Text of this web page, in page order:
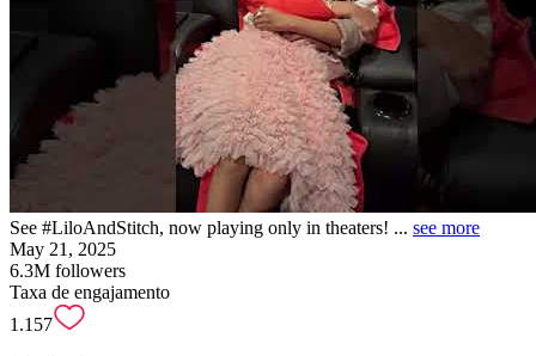
See #LiloAndStitch, now playing only in theaters! ... see more
May 21, 2025
6.3M followers
Taxa de engajamento
1.157